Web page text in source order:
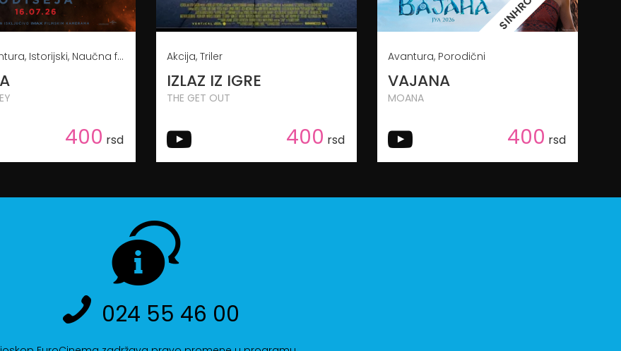
Akcija, Avantura, Istorijski, Naučna fantastika
400 rsd
Akcija, Triler
IZLAZ IZ IGRE
THE GET OUT
400 rsd
Avantura, Porodični
VAJANA
MOANA
400 rsd
024 55 46 00